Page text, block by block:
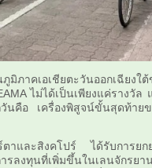
ภาคเอเชียตะวันออกเฉียงใ
ไม่ได้เป็นเพียงแค่รางวั
นคือ เครื่องพิสูจน์ขั้นสุดท้าย
าและสิงคโปร์ ได้รับการยก
รลงทุนที่เพิ่มขึ้นในเลนจักรย